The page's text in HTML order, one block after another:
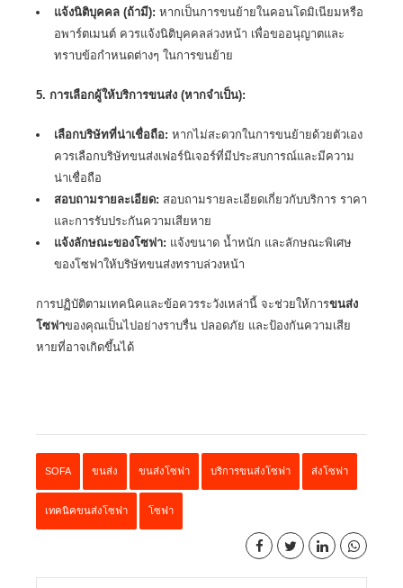
แจ้งนิติบุคคล (ถ้ามี): หากเป็นการขนย้ายในคอนโดมิเนียมหรือ
อพาร์ตเมนต์ ควรแจ้งนิติบุคคลล่วงหน้า เพื่อขออนุญาตและ
ทราบข้อกำหนดต่างๆ ในการขนย้าย
5. การเลือกผู้ให้บริการขนส่ง (หากจำเป็น):
เลือกบริษัทที่น่าเชื่อถือ: หากไม่สะดวกในการขนย้ายด้วยตัวเอง
ควรเลือกบริษัทขนส่งเฟอร์นิเจอร์ที่มีประสบการณ์และมีความ
น่าเชื่อถือ
สอบถามรายละเอียด: สอบถามรายละเอียดเกี่ยวกับบริการ ราคา
และการรับประกันความเสียหาย
แจ้งลักษณะของโซฟา: แจ้งขนาด น้ำหนัก และลักษณะพิเศษ
ของโซฟาให้บริษัทขนส่งทราบล่วงหน้า
การปฏิบัติตามเทคนิคและข้อควรระวังเหล่านี้ จะช่วยให้การขนส่ง
โซฟาของคุณเป็นไปอย่างราบรื่น ปลอดภัย และป้องกันความเสีย
หายที่อาจเกิดขึ้นได้
SOFA ขนส่ง ขนส่งโซฟา บริการขนส่งโซฟา ส่งโซฟา
เทคนิคขนส่งโซฟา โซฟา